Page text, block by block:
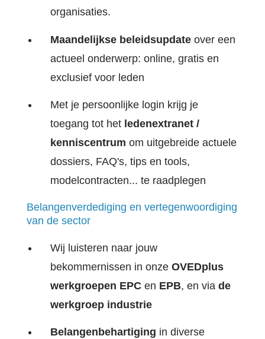
organisaties.
Maandelijkse beleidsupdate over een
actueel onderwerp: online, gratis en
exclusief voor leden
Met je persoonlijke login krijg je
toegang tot het ledenextranet /
kenniscentrum om uitgebreide actuele
dossiers, FAQ's, tips en tools,
modelcontracten... te raadplegen
Belangenverdediging en vertegenwoordiging
van de sector
Wij luisteren naar jouw
bekommernissen in onze OVEDplus
werkgroepen EPCen EPB, en via de
werkgroep industrie
Belangenbehartiging in diverse